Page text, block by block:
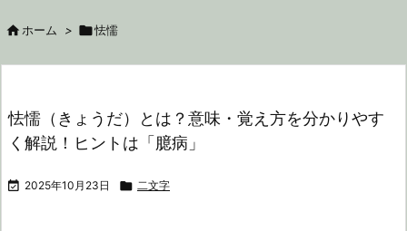
 ホーム > 怯懦
怯懦（きょうだ）とは？意味・覚え方を分かりやす
く解説！ヒントは「臆病」
 2025年10月23日  二文字